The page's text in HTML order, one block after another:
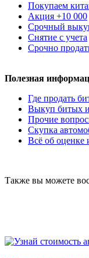
Покупаем
Акция +10 000
Срочный
Снятие с учета
Срочно
Полезная
Где продать
Выкуп битых
Прочие
Скупка
Всё об оценке
Также вы можете